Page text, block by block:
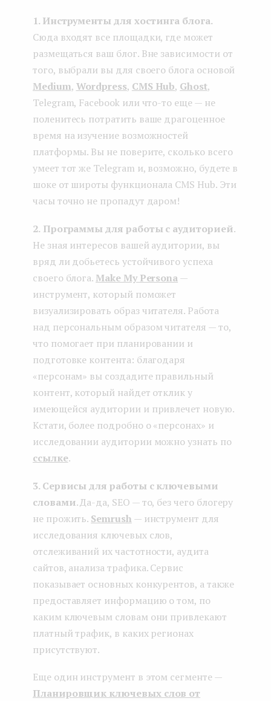
1. Инструменты для хостинга блога.
Сюда входят все площадки, где может
размещаться ваш блог. Вне зависимости от
того, выбрали вы для своего блога основой
Medium, Wordpress, CMS Hub, Ghost,
Telegram, Facebook или что-то еще — не
поленитесь потратить ваше драгоценное
время на изучение возможностей
платформы. Вы не поверите, сколько всего
умеет тот же Telegram и, возможно, будете в
шоке от широты функционала CMS Hub. Эти
часы точно не пропадут даром!
2. Программы для работы с аудиторией.
Не зная интересов вашей аудитории, вы
вряд ли добьетесь устойчивого успеха
своего блога. Make My Persona—
инструмент, который поможет
визуализировать образ читателя. Работа
над персональным образом читателя — то,
что помогает при планировании и
подготовке контента: благодаря
«персонам» вы создадите правильный
контент, который найдет отклик у
имеющейся аудитории и привлечет новую.
Кстати, более подробно о «персонах» и
исследовании аудитории можно узнать по
ссылке.
3. Сервисы для работы с ключевыми
словами. Да-да, SEO — то, без чего блогеру
не прожить. Semrush — инструмент для
исследования ключевых слов,
отслеживаний их частотности, аудита
сайтов, анализа трафика. Сервис
показывает основных конкурентов, а также
предоставляет информацию о том, по
каким ключевым словам они привлекают
платный трафик, в каких регионах
присутствуют.
Еще один инструмент в этом сегменте —
Планировщик ключевых слов от